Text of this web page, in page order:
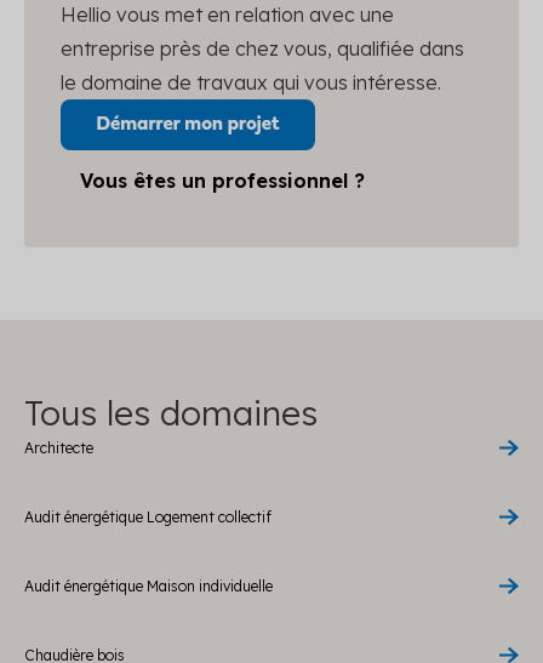
Hellio vous met en relation avec une
entreprise près de chez vous, qualifiée dans
le domaine de travaux qui vous intéresse.
Vous êtes un professionnel ?
Tous les domaines
Architecte
Audit énergétique Logement collectif
Audit énergétique Maison individuelle
Chaudière bois